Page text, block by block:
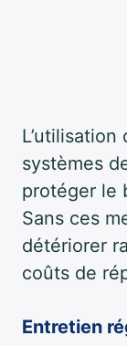
systèmes
protéger le
Sans ces
détériorer
coûts de
Entretien